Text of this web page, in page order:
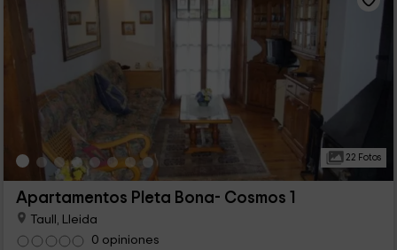
22 Fotos
Apartamentos Pleta Bona- Cosmos 1
Taull, Lleida
0 opiniones